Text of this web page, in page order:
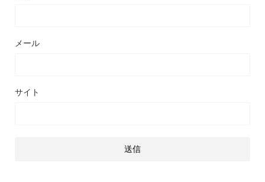
メール
サイト